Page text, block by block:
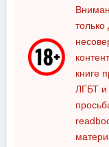
книге
ЛГБТ и